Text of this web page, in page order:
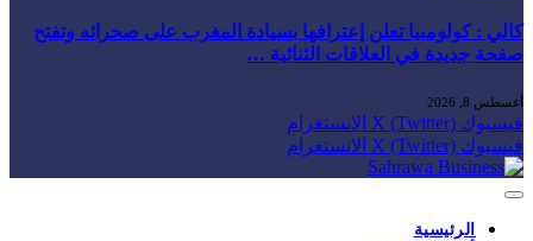
كالي : كولومبيا تعلن إعترافها بسيادة المغرب على صحرائه وتفتح
صفحة جديدة في العلاقات الثنائية …
أغسطس 8, 2026
فيسبوك X (Twitter) الانستغرام
فيسبوك X (Twitter) الانستغرام
الرئيسية